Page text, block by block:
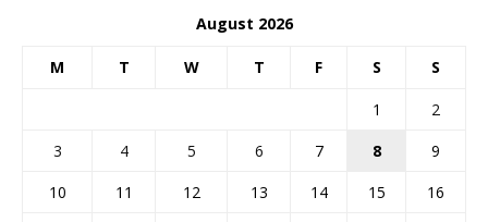
August 2026
M T W T F S S
1
2
3
4 5 6 7 8
9
10
11 12 13 14 15
16